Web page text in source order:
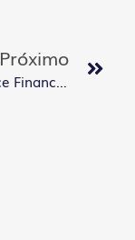
Próximo
Compliance Financeiro E Auditoria Aplicado A FP&A